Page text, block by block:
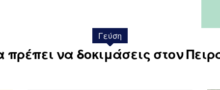
Γεύση
να δοκιμάσεις στον